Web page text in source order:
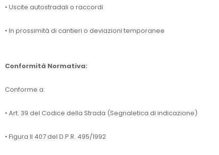
• Uscite autostradali o raccordi
• In prossimità di cantieri o deviazioni temporanee
Conformità Normativa:
Conforme a:
• Art. 39 del Codice della Strada (Segnaletica di indicazione)
• Figura II 407 del D.P.R. 495/1992